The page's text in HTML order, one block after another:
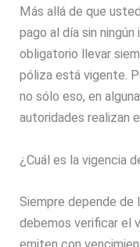
Más allá de que
pago al día sin
obligatorio llevar
póliza está vigente.
no sólo eso, en
autoridades realizan
¿Cuál es la vigencia
Siempre depende de
debemos verificar el